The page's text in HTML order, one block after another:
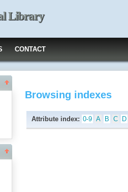
Library
CONTACT
Browsing indexes
Attribute index: 0-9 A B C D